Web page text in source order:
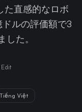
た直感的なロボ
ルの評価額で3
た。
Tiếng Việt